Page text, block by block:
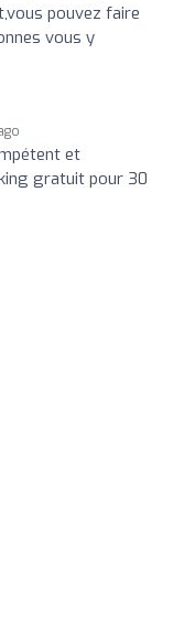
pouvez faire
vous y
et
gratuit pour 30